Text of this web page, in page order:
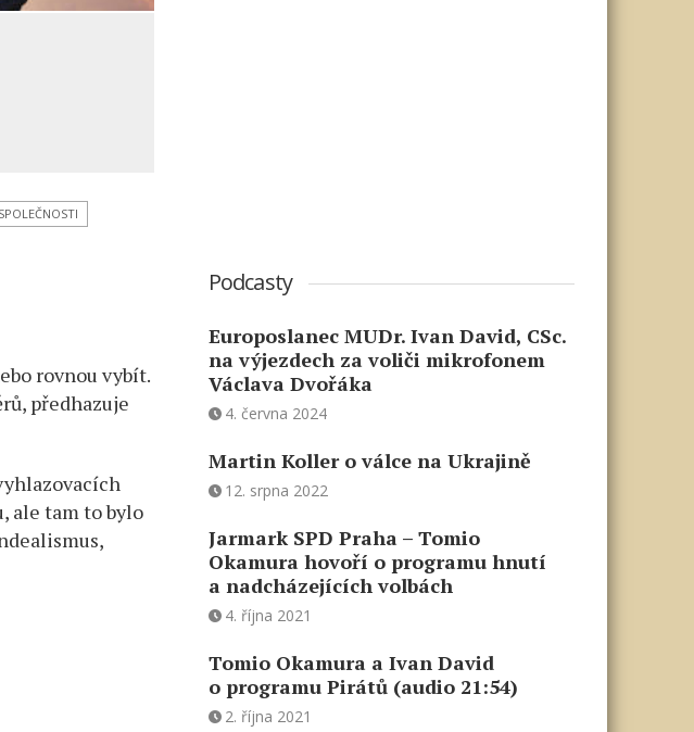
rovnou vybít.
předhazuje
ale tam to bylo
Podcasty
Europoslanec MUDr. Ivan David, CSc.
na výjezdech za voliči mikrofonem
Václava Dvořáka
4. června 2024
Martin Koller o válce na Ukrajině
12. srpna 2022
Jarmark SPD Praha – Tomio
Okamura hovoří o programu hnutí
a nadcházejících volbách
4. října 2021
Tomio Okamura a Ivan David
o programu Pirátů (audio 21:54)
2. října 2021